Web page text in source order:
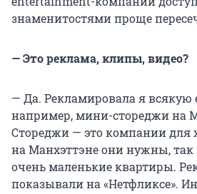
знаменитостями проще
— Это реклама, клипы, видео?
— Да. Рекламировала я всякую
например, мини-стореджи на
Стореджи — это компании для
на Манхэттэне они нужны, так
очень маленькие квартиры.
показывали на «Нетфликсе».